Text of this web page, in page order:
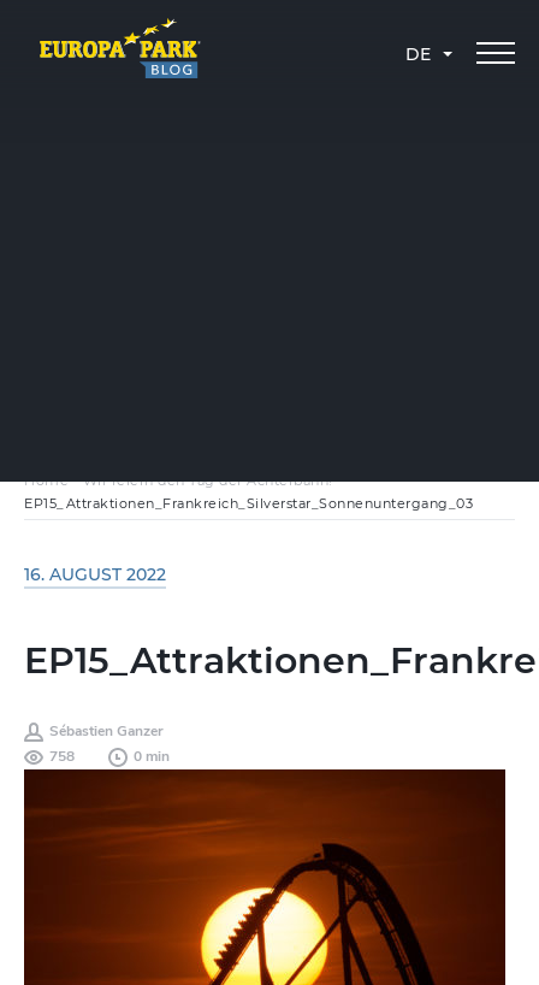
DE
Home-Wir feiern den Tag der Achterbahn!-
EP15_Attraktionen_Frankreich_Silverstar_Sonnenuntergang_03
16. AUGUST 2022
Sébastien Ganzer
758
0 min